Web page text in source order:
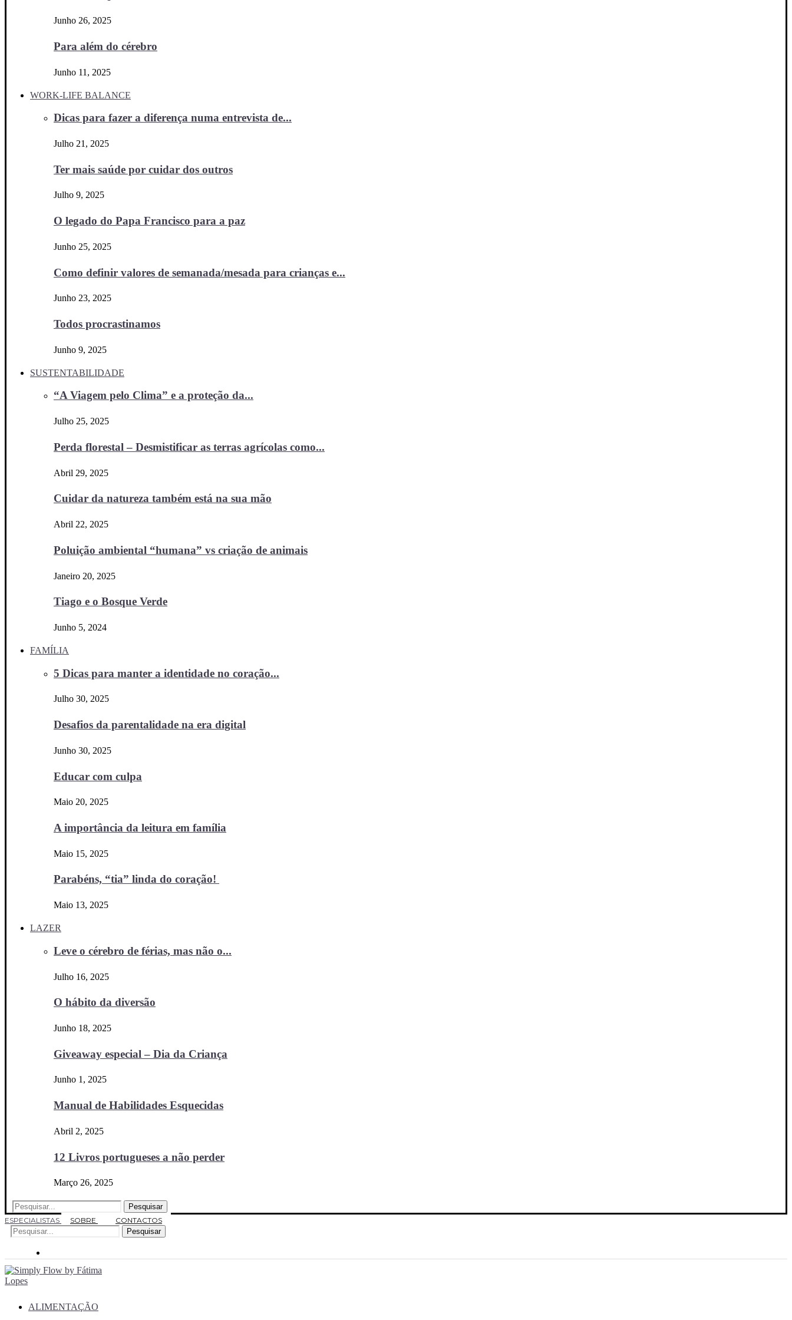
Junho 26, 2025
Para além do cérebro
Junho 11, 2025
WORK-LIFE BALANCE
Dicas para fazer a diferença numa entrevista de...
Julho 21, 2025
Ter mais saúde por cuidar dos outros
Julho 9, 2025
O legado do Papa Francisco para a paz
Junho 25, 2025
Como definir valores de semanada/mesada para crianças e...
Junho 23, 2025
Todos procrastinamos
Junho 9, 2025
SUSTENTABILIDADE
“A Viagem pelo Clima” e a proteção da...
Julho 25, 2025
Perda florestal – Desmistificar as terras agrícolas como...
Abril 29, 2025
Cuidar da natureza também está na sua mão
Abril 22, 2025
Poluição ambiental “humana” vs criação de animais
Janeiro 20, 2025
Tiago e o Bosque Verde
Junho 5, 2024
FAMÍLIA
5 Dicas para manter a identidade no coração...
Julho 30, 2025
Desafios da parentalidade na era digital
Junho 30, 2025
Educar com culpa
Maio 20, 2025
A importância da leitura em família
Maio 15, 2025
Parabéns, “tia” linda do coração!
Maio 13, 2025
LAZER
Leve o cérebro de férias, mas não o...
Julho 16, 2025
O hábito da diversão
Junho 18, 2025
Giveaway especial – Dia da Criança
Junho 1, 2025
Manual de Habilidades Esquecidas
Abril 2, 2025
12 Livros portugueses a não perder
Março 26, 2025
Pesquisar
ESPECIALISTAS
SOBRE
CONTACTOS
Pesquisar
ALIMENTAÇÃO